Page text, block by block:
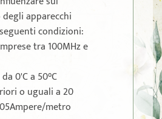
apparecchi
condizioni:
tra 100MHz e
0'C a 50°C
o uguali a 20
metro